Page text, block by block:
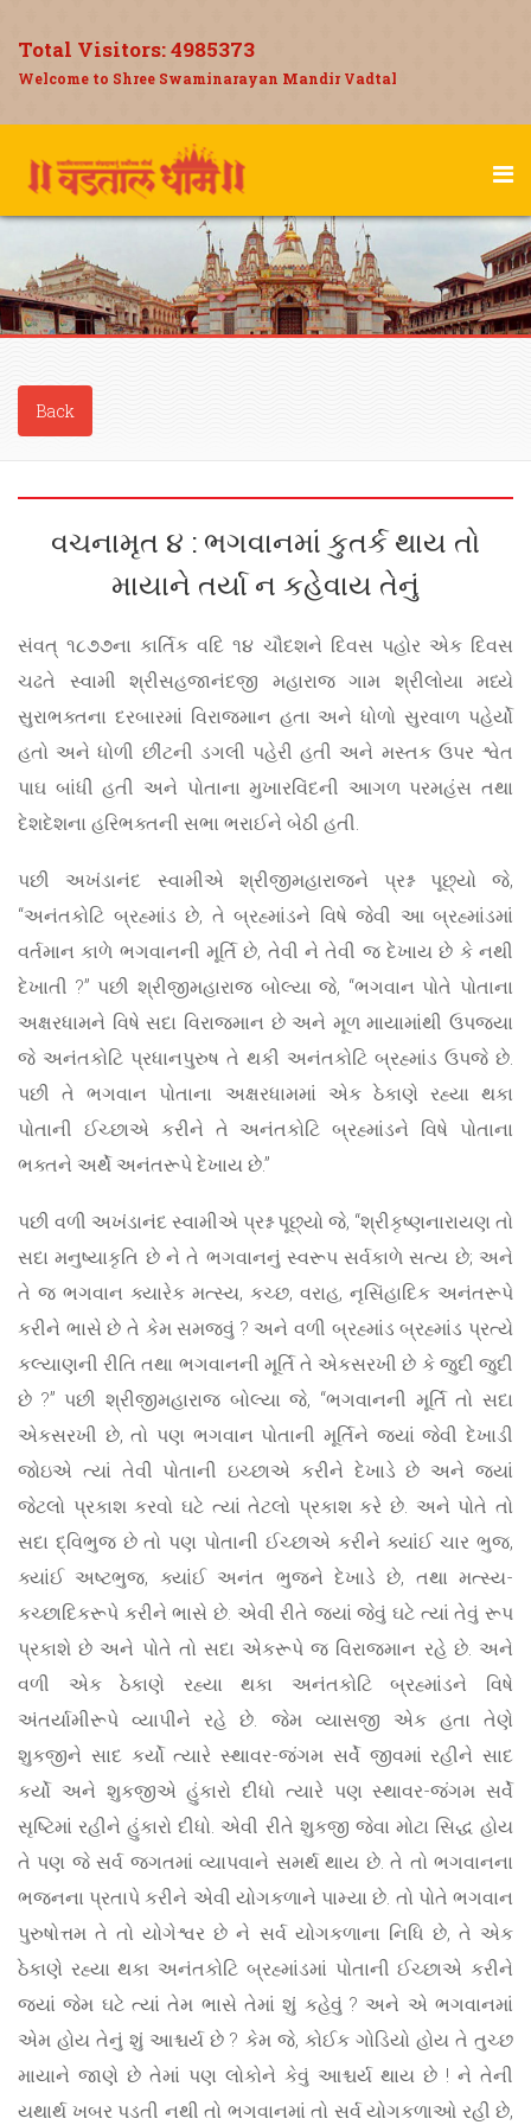
Total Visitors:4985373
Welcome to Shree Swaminarayan Mandir Vadtal
Back
વચનામૃત ૪ : ભગવાનમાં કુતર્ક થાય તો
માયાને તર્યા ન કહેવાય તેનું
સંવત્ ૧૮૭૭ના કાર્તિક વદિ ૧૪ ચૌદશને દિવસ પહોર એક દિવસ
ચઢતે સ્વામી શ્રીસહજાનંદજી મહારાજ ગામ શ્રીલોયા મધ્યે
સુરાભક્તના દરબારમાં વિરાજમાન હતા અને ધોળો સુરવાળ પહેર્યો
હતો અને ધોળી છીંટની ડગલી પહેરી હતી અને મસ્તક ઉપર શ્વેત
પાઘ બાંધી હતી અને પોતાના મુખારવિંદની આગળ પરમહંસ તથા
દેશદેશના હરિભક્તની સભા ભરાઈને બેઠી હતી.
પછી અખંડાનંદ સ્વામીએ શ્રીજીમહારાજને પ્રશ્ન પૂછ્યો જે,
“અનંતકોટિ બ્રહ્માંડ છે, તે બ્રહ્માંડને વિષે જેવી આ બ્રહ્માંડમાં
વર્તમાન કાળે ભગવાનની મૂર્તિ છે, તેવી ને તેવી જ દેખાય છે કે નથી
દેખાતી ?” પછી શ્રીજીમહારાજ બોલ્યા જે, “ભગવાન પોતે પોતાના
અક્ષરધામને વિષે સદા વિરાજમાન છે અને મૂળ માયામાંથી ઉપજ્યા
જે અનંતકોટિ પ્રધાનપુરુષ તે થકી અનંતકોટિ બ્રહ્માંડ ઉપજે છે.
પછી તે ભગવાન પોતાના અક્ષરધામમાં એક ઠેકાણે રહ્યા થકા
પોતાની ઈચ્છાએ કરીને તે અનંતકોટિ બ્રહ્માંડને વિષે પોતાના
ભક્તને અર્થે અનંતરૂપે દેખાય છે.”
પછી વળી અખંડાનંદ સ્વામીએ પ્રશ્ન પૂછ્યો જે, “શ્રીકૃષ્ણનારાયણ તો
સદા મનુષ્યાકૃતિ છે ને તે ભગવાનનું સ્વરૂપ સર્વકાળે સત્ય છે; અને
તે જ ભગવાન ક્યારેક મત્સ્ય, કચ્છ, વરાહ, નૃસિંહાદિક અનંતરૂપે
કરીને ભાસે છે તે કેમ સમજવું ? અને વળી બ્રહ્માંડ બ્રહ્માંડ પ્રત્યે
કલ્યાણની રીતિ તથા ભગવાનની મૂર્તિ તે એકસરખી છે કે જુદી જુદી
છે ?” પછી શ્રીજીમહારાજ બોલ્યા જે, “ભગવાનની મૂર્તિ તો સદા
એકસરખી છે, તો પણ ભગવાન પોતાની મૂર્તિને જ્યાં જેવી દેખાડી
જોઇએ ત્યાં તેવી પોતાની ઇચ્છાએ કરીને દેખાડે છે અને જ્યાં
જેટલો પ્રકાશ કરવો ઘટે ત્યાં તેટલો પ્રકાશ કરે છે. અને પોતે તો
સદા દ્વિભુજ છે તો પણ પોતાની ઈચ્છાએ કરીને ક્યાંઈ ચાર ભુજ,
ક્યાંઈ અષ્ટભુજ, ક્યાંઈ અનંત ભુજને દેખાડે છે, તથા મત્સ્ય-
કચ્છાદિકરૂપે કરીને ભાસે છે. એવી રીતે જ્યાં જેવું ઘટે ત્યાં તેવું રૂપ
પ્રકાશે છે અને પોતે તો સદા એકરૂપે જ વિરાજમાન રહે છે. અને
વળી એક ઠેકાણે રહ્યા થકા અનંતકોટિ બ્રહ્માંડને વિષે
અંતર્યામીરૂપે વ્યાપીને રહે છે. જેમ વ્યાસજી એક હતા તેણે
શુકજીને સાદ કર્યો ત્યારે સ્થાવર-જંગમ સર્વે જીવમાં રહીને સાદ
કર્યો અને શુકજીએ હુંકારો દીધો ત્યારે પણ સ્થાવર-જંગમ સર્વે
સૃષ્ટિમાં રહીને હુંકારો દીધો. એવી રીતે શુકજી જેવા મોટા સિદ્ધ હોય
તે પણ જે સર્વ જગતમાં વ્યાપવાને સમર્થ થાય છે. તે તો ભગવાનના
ભજનના પ્રતાપે કરીને એવી યોગકળાને પામ્યા છે. તો પોતે ભગવાન
પુરુષોત્તમ તે તો યોગેશ્વર છે ને સર્વ યોગકળાના નિધિ છે, તે એક
ઠેકાણે રહ્યા થકા અનંતકોટિ બ્રહ્માંડમાં પોતાની ઈચ્છાએ કરીને
જ્યાં જેમ ઘટે ત્યાં તેમ ભાસે તેમાં શું કહેવું ? અને એ ભગવાનમાં
એમ હોય તેનું શું આશ્ચર્ય છે ? કેમ જે, કોઈક ગોડિયો હોય તે તુચ્છ
માયાને જાણે છે તેમાં પણ લોકોને કેવું આશ્ચર્ય થાય છે ! ને તેની
યથાર્થ ખબર પડતી નથી તો ભગવાનમાં તો સર્વ યોગકળાઓ રહી છે,